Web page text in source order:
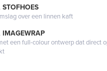
over een linnen kaft
IMAGEWRAP
een full-colour ontwerp dat direct